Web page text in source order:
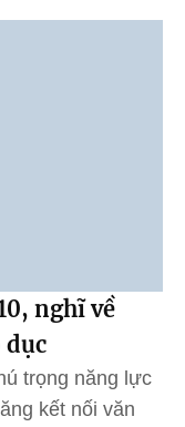
nghĩ về
dục
trọng năng lực
kết nối văn